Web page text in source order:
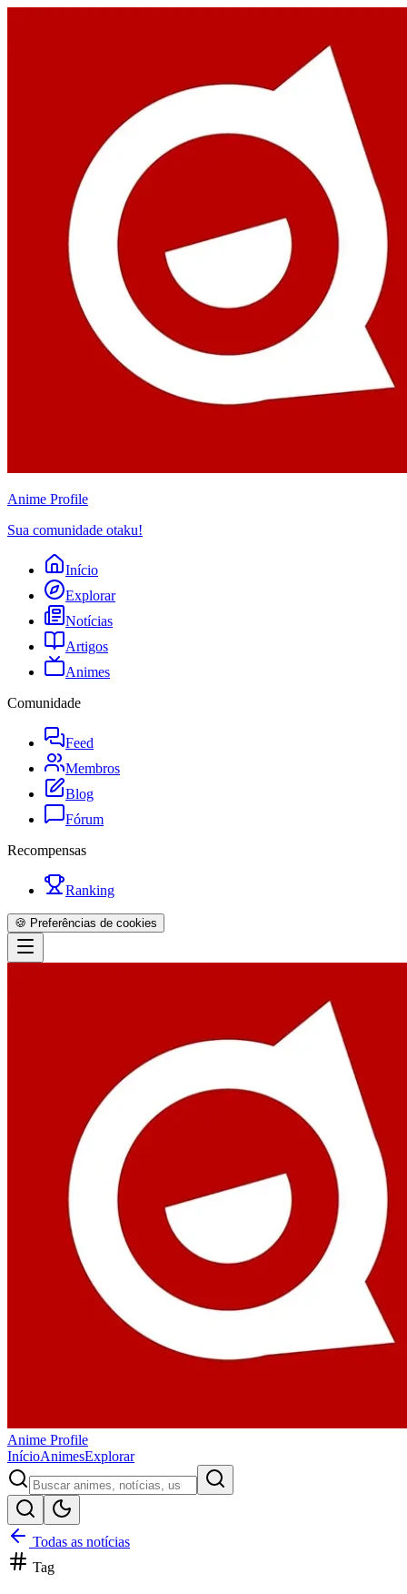
Anime Profile
Sua comunidade otaku!
Início
Explorar
Notícias
Artigos
Animes
Comunidade
Feed
Membros
Blog
Fórum
Recompensas
Ranking
🍪 Preferências de cookies
Anime Profile
InícioAnimesExplorar
Todas as notícias
Tag